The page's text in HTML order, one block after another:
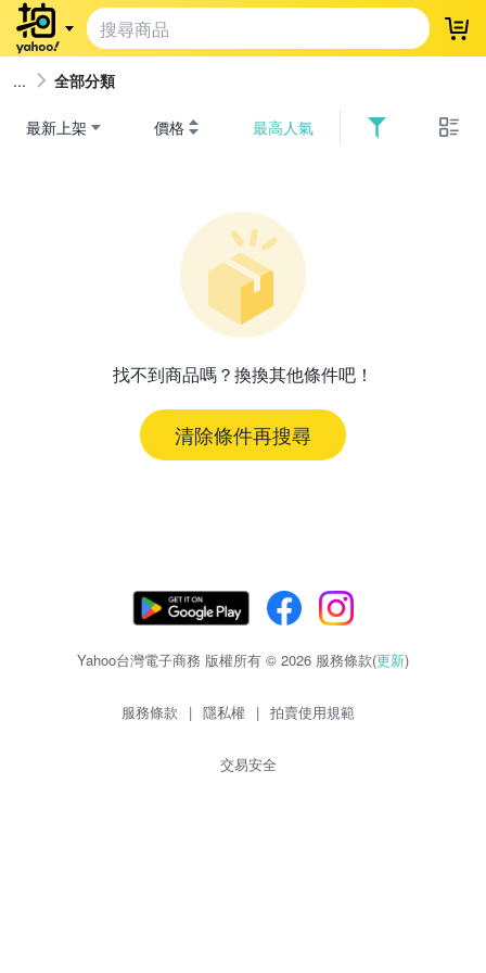
登
全部分類
最新上架 價格 最高人氣
找不到商品嗎？換換其他條件吧！
清除條件再搜尋
Yahoo台灣電子商務 版權所有 © 2026 服務條款(更新)
服務條款 | 隱私權 | 拍賣使用規範
交易安全